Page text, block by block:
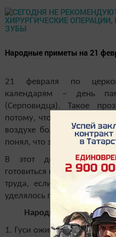
Народные приметы на 21
21 февраля по
календарям – день
(Серповидца). Такое
потому, что в одном из
воздухе большой серп, а
понял, что это свиток с
В этот день простые
готовиться к полевым
труда, если надо –
уделялось подготовке к
Народные приметы на
1. Гуси оживленно себя